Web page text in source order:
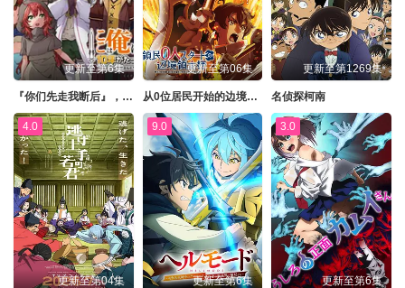
更新至第6集
『你们先走我断后』，于是10年后我成为了传说
更新至第06集
从0位居民开始的边境领主大人
更新至第1269集
名侦探柯南
4.0
更新至第04集
9.0
更新至第6集
3.0
更新至第6集